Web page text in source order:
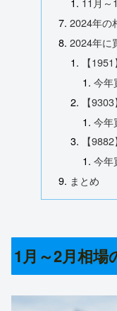
2024年の
2024年に
【
今年
【
今年
【
今年
まとめ
1月～2月相場